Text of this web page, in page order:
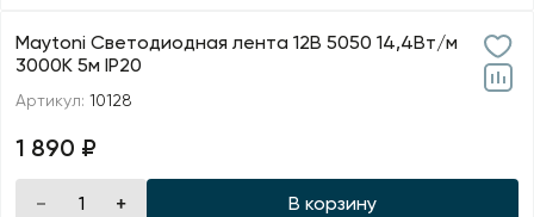
Maytoni Светодиодная лента 12В 5050 14,4Вт/м
3000K 5м IP20
Артикул: 10128
1 890 ₽
В корзину